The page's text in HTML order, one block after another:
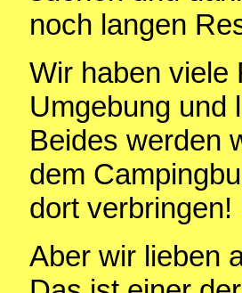
noch langen
Wir haben viele
Umgebung und
Beides werden
dem
dort verbringen!
Aber wir lieben